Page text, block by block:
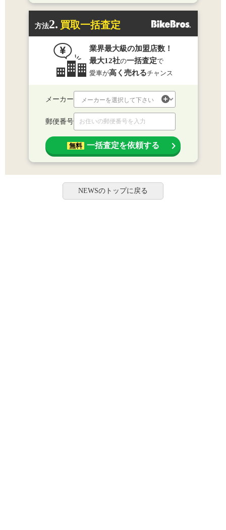
方法2. 買取一括査定
業界最大級の加盟店数！
最大12社の一括査定で
愛車が高く売れるチャンス
メーカー
郵便番号
無料 一括査定を依頼する
NEWSのトップに戻る